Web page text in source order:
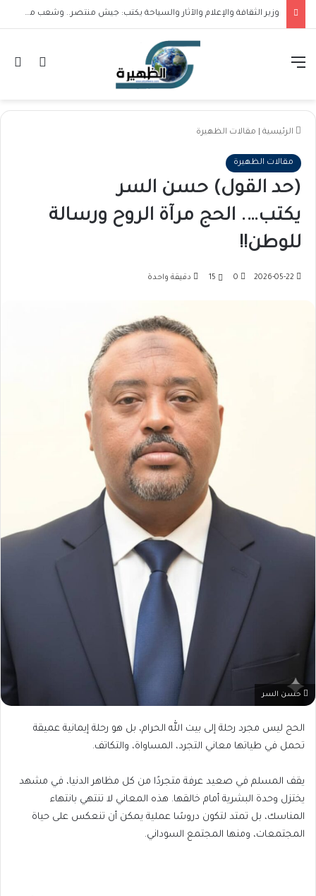
تسجيل القائمة
الرئيسية مقالات الظهيرة
مقالات الظهيرة
(حد القول) حسن السر
يكتب…. الحج مرآة الروح ورسالة
للوطن!!
2026-05-22
0
15 دقيقة واحدة
حسن السر
الحج ليس مجرد رحلة إلى بيت الله الحرام، بل هو رحلة إيمانية عميقة
تحمل في طياتها معاني التجرد، المساواة، والتكاتف.
يقف المسلم في صعيد عرفة متجردًا من كل مظاهر الدنيا، في مشهد
يختزل وحدة البشرية أمام خالقها. هذه المعاني لا تنتهي بانتهاء
المناسك، بل تمتد لتكون دروسًا عملية يمكن أن تنعكس على حياة
المجتمعات، ومنها المجتمع السوداني.